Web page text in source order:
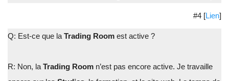
#4 [Lien]
Q: Est-ce que la Trading Room est active ?
R: Non, la Trading Room n’est pas encore active. Je travaille